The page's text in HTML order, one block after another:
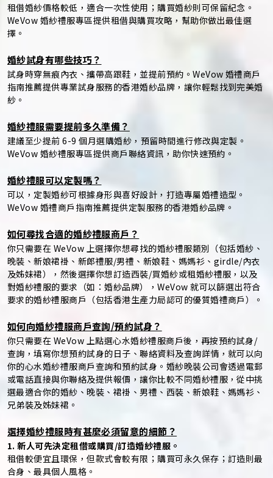
租借婚紗價格較低，適合一次性使用；購買婚紗則可保留紀念。
WeVow 婚紗禮服專區提供租借與購買攻略，幫助你做出最佳選
擇。
婚紗試身有哪些技巧？
試身時穿無痕內衣、攜帶高跟鞋，並提前預約。WeVow 婚禮商戶
指南推薦提供專業試身服務的香港婚紗品牌，讓你輕鬆找到完美婚
紗。
婚紗禮服需要提前多久準備？
建議至少提前 6-9 個月選購婚紗，預留時間進行修改與定製。
WeVow 婚紗禮服專區提供商戶聯絡資訊，助你快速預約。
婚紗禮服可以定製嗎？
可以，定製婚紗可根據身形與喜好設計，打造專屬婚禮造型。
WeVow 婚禮商戶指南推薦提供定製服務的香港婚紗品牌。
如何尋找合適的婚紗禮服商戶？
你只需要在 WeVow 上選擇你想尋找的婚紗禮服類別（包括婚紗、
晚裝、新娘裙褂、新郎禮服/男禮、新娘鞋、媽媽衫、girdle/內衣
及姊妹裙），然後選擇你想訂造西裝/買婚紗或租婚紗禮服，以及
對婚紗禮服的要求（如：婚紗品牌），WeVow 就可以篩選出符合
要求的婚紗禮服商戶（包括香港生產力局認可的優質婚禮商戶）。
如何向婚紗禮服商戶查詢/預約試身？
你只需要在 WeVow 上點選心水婚紗禮服商戶後，再按預約試身/
查詢，填寫你想預約試身的日子、聯絡資料及查詢詳情，就可以向
你的心水婚紗禮服商戶查詢和預約試身。婚紗晚裝公司會透過電郵
或電話直接與你聯絡及提供報價，讓你比較不同婚紗禮服，從中挑
選最適合你的婚紗、晚裝、裙褂、男禮、西裝、新娘鞋、媽媽衫、
兄弟裝及姊妹裙。
選擇婚紗禮服時有甚麼必須留意的細節？
1. 新人可先決定租借或購買/訂造婚紗禮服。
租借較便宜且環保，但款式會較有限；購買可永久保存；訂造則最
合身、最具個人風格。